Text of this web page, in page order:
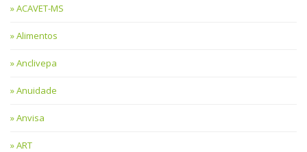
ACAVET-MS
Alimentos
Anclivepa
Anuidade
Anvisa
ART